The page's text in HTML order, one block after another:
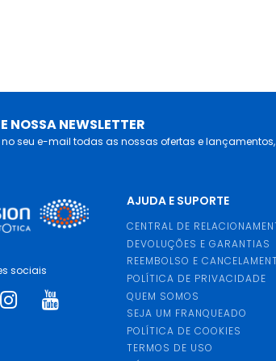
NOSSA NEWSLETTER
no seu e-mail todas as nossas ofertas e
sociais
AJUDA E SUPORTE
CENTRAL DE
DEVOLUÇÕES E GARANTIAS
REEMBOLSO E
POLÍTICA DE PRIVACIDADE
QUEM SOMOS
SEJA UM FRANQUEADO
POLÍTICA DE COOKIES
TERMOS DE USO